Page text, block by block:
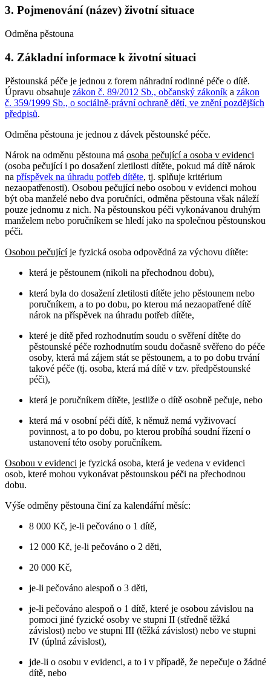
3. Pojmenování (název) životní situace
Odměna pěstouna
4. Základní informace k životní situaci
Pěstounská péče je jednou z forem náhradní rodinné péče o dítě.
Úpravu obsahuje zákon č. 89/2012 Sb., občanský zákoník a zákon
č. 359/1999 Sb., o sociálně-právní ochraně dětí, ve znění pozdějších
předpisů.
Odměna pěstouna je jednou z dávek pěstounské péče.
Nárok na odměnu pěstouna má osoba pečující a osoba v evidenci
(osoba pečující i po dosažení zletilosti dítěte, pokud má dítě nárok
na příspěvek na úhradu potřeb dítěte, tj. splňuje kritérium
nezaopatřenosti). Osobou pečující nebo osobou v evidenci mohou
být oba manželé nebo dva poručníci, odměna pěstouna však náleží
pouze jednomu z nich. Na pěstounskou péči vykonávanou druhým
manželem nebo poručníkem se hledí jako na společnou pěstounskou
péči.
Osobou pečujícíje fyzická osoba odpovědná za výchovu dítěte:
která je pěstounem (nikoli na přechodnou dobu),
která byla do dosažení zletilosti dítěte jeho pěstounem nebo
poručníkem, a to po dobu, po kterou má nezaopatřené dítě
nárok na příspěvek na úhradu potřeb dítěte,
které je dítě před rozhodnutím soudu o svěření dítěte do
pěstounské péče rozhodnutím soudu dočasně svěřeno do péče
osoby, která má zájem stát se pěstounem, a to po dobu trvání
takové péče (tj. osoba, která má dítě v tzv. předpěstounské
péči),
která je poručníkem dítěte, jestliže o dítě osobně pečuje, nebo
která má v osobní péči dítě, k němuž nemá vyživovací
povinnost, a to po dobu, po kterou probíhá soudní řízení o
ustanovení této osoby poručníkem.
Osobou v evidenci je fyzická osoba, která je vedena v evidenci
osob, které mohou vykonávat pěstounskou péči na přechodnou
dobu.
Výše odměny pěstouna činí za kalendářní měsíc:
8 000 Kč, je-li pečováno o 1 dítě,
12 000 Kč, je-li pečováno o 2 děti,
20 000 Kč,
je-li pečováno alespoň o 3 děti,
je-li pečováno alespoň o 1 dítě, které je osobou závislou na
pomoci jiné fyzické osoby ve stupni II (středně těžká
závislost) nebo ve stupni III (těžká závislost) nebo ve stupni
IV (úplná závislost),
jde-li o osobu v evidenci, a to i v případě, že nepečuje o žádné
dítě, nebo